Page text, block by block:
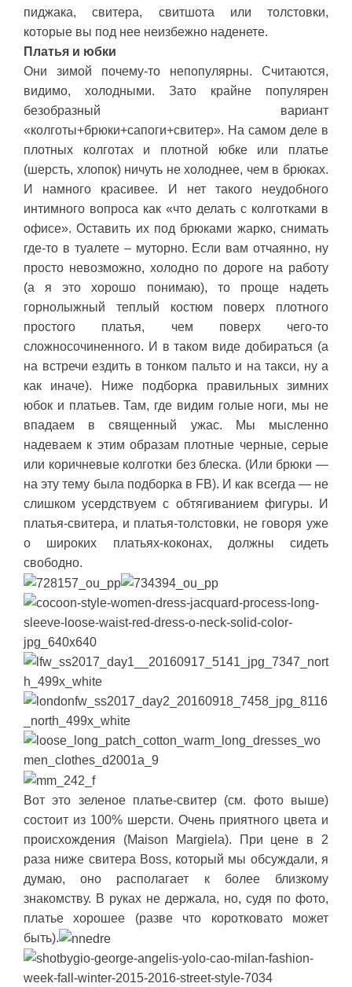
пиджака, свитера, свитшота или толстовки,
которые вы под нее неизбежно наденете.
Платья и юбки
Они зимой почему-то непопулярны. Считаются,
видимо, холодными. Зато крайне популярен
безобразный вариант
«колготы+брюки+сапоги+свитер». На самом деле в
плотных колготах и плотной юбке или платье
(шерсть, хлопок) ничуть не холоднее, чем в брюках.
И намного красивее. И нет такого неудобного
интимного вопроса как «что делать с колготками в
офисе». Оставить их под брюками жарко, снимать
где-то в туалете – муторно. Если вам отчаянно, ну
просто невозможно, холодно по дороге на работу
(а я это хорошо понимаю), то проще надеть
горнолыжный теплый костюм поверх плотного
простого платья, чем поверх чего-то
сложносочиненного. И в таком виде добираться (а
на встречи ездить в тонком пальто и на такси, ну а
как иначе). Ниже подборка правильных зимних
юбок и платьев. Там, где видим голые ноги, мы не
впадаем в священный ужас. Мы мысленно
надеваем к этим образам плотные черные, серые
или коричневые колготки без блеска. (Или брюки —
на эту тему была подборка в FB). И как всегда — не
слишком усердствуем с обтягиванием фигуры. И
платья-свитера, и платья-толстовки, не говоря уже
о широких платьях-коконах, должны сидеть
свободно.
Вот это зеленое платье-свитер (см. фото выше)
состоит из 100% шерсти. Очень приятного цвета и
происхождения (Maison Margiela). При цене в 2
раза ниже свитера Boss, который мы обсуждали, я
думаю, оно располагает к более близкому
знакомству. В руках не держала, но, судя по фото,
платье хорошее (разве что коротковато может
быть).